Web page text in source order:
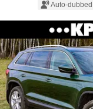
Auto-dubbed